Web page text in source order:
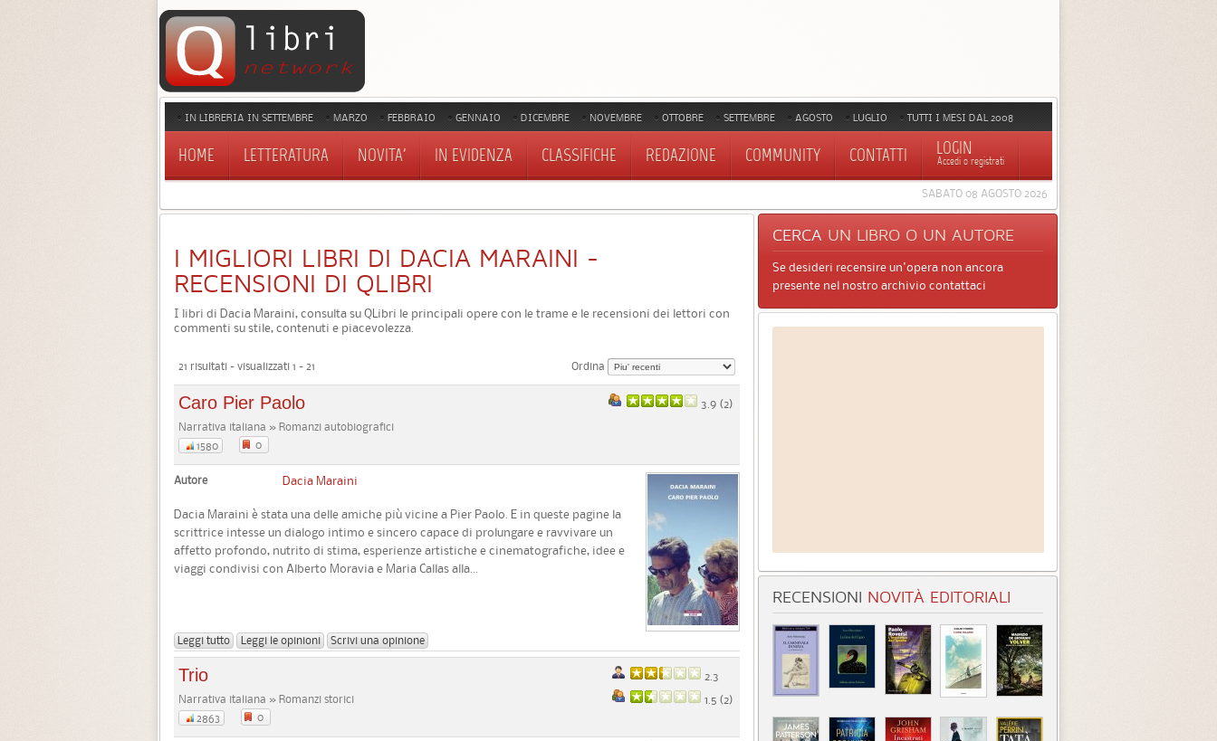
IN LIBRERIA IN SETTEMBRE MARZO FEBBRAIO GENNAIO DICEMBRE NOVEMBRE OTTOBRE SETTEMBRE AGOSTO LUGLIO TUTTI I MESI DAL 2008
HOME LETTERATURA NOVITA' IN EVIDENZA CLASSIFICHE REDAZIONE COMMUNITY CONTATTI LOGIN
Accedi o registrati
SABATO 08 AGOSTO 2026
I MIGLIORI LIBRI DI DACIA MARAINI -
RECENSIONI DI QLIBRI
I libri di Dacia Maraini, consulta su QLibri le principali opere con le trame e le recensioni dei lettori con
commenti su stile, contenuti e piacevolezza.
21 risultati - visualizzati 1 - 21 Ordina
3.9 (2)
Caro Pier Paolo
Narrativa italiana » Romanzi autobiografici
1580
0
Autore Dacia Maraini
Dacia Maraini è stata una delle amiche più vicine a Pier Paolo. E in queste pagine la
scrittrice intesse un dialogo intimo e sincero capace di prolungare e ravvivare un
affetto profondo, nutrito di stima, esperienze artistiche e cinematografiche, idee e
viaggi condivisi con Alberto Moravia e Maria Callas alla...
Leggi tutto Leggi le opinioni Scrivi una opinione
2.3
1.5 (2)
Trio
Narrativa italiana » Romanzi storici
2863
0
CERCA UN LIBRO O UN AUTORE
Se desideri recensire un'opera non ancora
presente nel nostro archivio contattaci
RECENSIONI NOVITÀ EDITORIALI